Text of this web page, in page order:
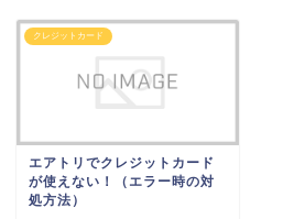
クレジットカード
エアトリでクレジットカード
が使えない！（エラー時の対
処方法）